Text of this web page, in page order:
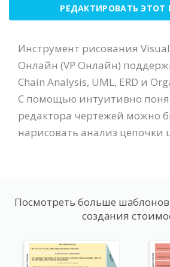
РЕДАКТИРОВАТЬ
Инструмент рисования
Онлайн (VP Онлайн)
Chain Analysis, UML, ERD и
С помощью интуитивно
редактора чертежей можно
нарисовать анализ цепочки
Посмотреть больше
создания